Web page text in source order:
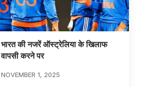
भारत की नजरें ऑस्ट्रेलिया के खिलाफ
वापसी करने पर
NOVEMBER 1, 2025